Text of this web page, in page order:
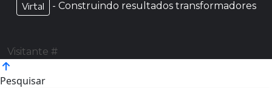
Virtal - Construindo resultados transformadores
Visitante #
Pesquisar